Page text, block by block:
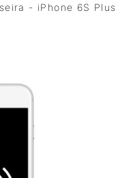
- iPhone 6S Plus